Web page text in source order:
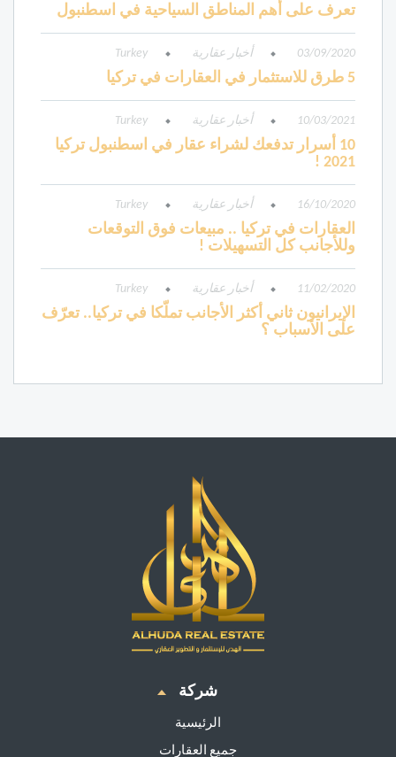
تعرف على أهم المناطق السياحية في اسطنبول
03/09/2020 أخبار عقارية Turkey
5 طرق للاستثمار في العقارات في تركيا
10/03/2021 أخبار عقارية Turkey
10 أسرار تدفعك لشراء عقار في اسطنبول تركيا
2021 !
16/10/2020 أخبار عقارية Turkey
العقارات في تركيا .. مبيعات فوق التوقعات
وللأجانب كل التسهيلات !
11/02/2020 أخبار عقارية Turkey
الإيرانيون ثاني أكثر الأجانب تملّكا في تركيا.. تعرّف
على الأسباب ؟
شركة
الرئيسية
جميع العقارات